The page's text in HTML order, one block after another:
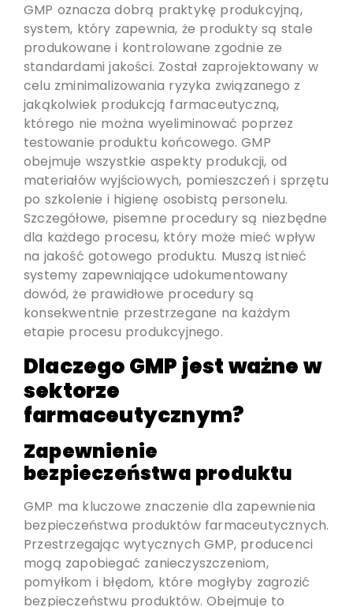
GMP oznacza dobrą praktykę produkcyjną,
system, który zapewnia, że produkty są stale
produkowane i kontrolowane zgodnie ze
standardami jakości. Został zaprojektowany w
celu zminimalizowania ryzyka związanego z
jakąkolwiek produkcją farmaceutyczną,
którego nie można wyeliminować poprzez
testowanie produktu końcowego. GMP
obejmuje wszystkie aspekty produkcji, od
materiałów wyjściowych, pomieszczeń i sprzętu
po szkolenie i higienę osobistą personelu.
Szczegółowe, pisemne procedury są niezbędne
dla każdego procesu, który może mieć wpływ
na jakość gotowego produktu. Muszą istnieć
systemy zapewniające udokumentowany
dowód, że prawidłowe procedury są
konsekwentnie przestrzegane na każdym
etapie procesu produkcyjnego.
Dlaczego GMP jest ważne w
sektorze
farmaceutycznym?
Zapewnienie
bezpieczeństwa produktu
GMP ma kluczowe znaczenie dla zapewnienia
bezpieczeństwa produktów farmaceutycznych.
Przestrzegając wytycznych GMP, producenci
mogą zapobiegać zanieczyszczeniom,
pomyłkom i błędom, które mogłyby zagrozić
bezpieczeństwu produktów. Obejmuje to